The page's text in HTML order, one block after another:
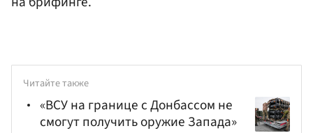
Читайте также
«ВСУ на границе с Донбассом не
смогут получить оружие Запада»